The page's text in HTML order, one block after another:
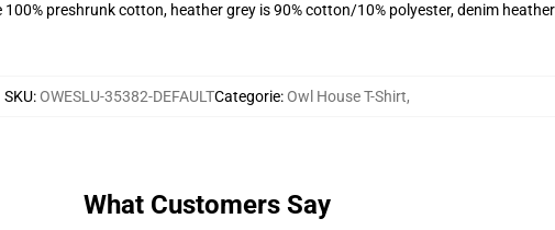
preshrunk cotton, heather grey is 90% cotton/10% polyester, denim
SKU:OWESLU-35382-DEFAULTCategorie:Owl House T-Shirt,
What Customers Say